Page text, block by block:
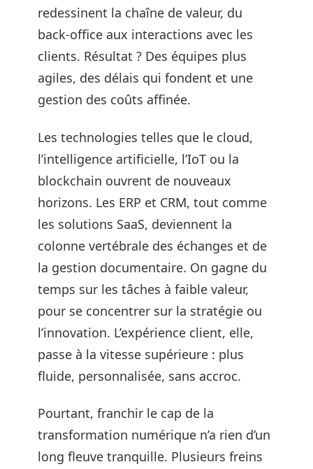
redessinent la chaîne de valeur, du
back-office aux interactions avec les
clients. Résultat ? Des équipes plus
agiles, des délais qui fondent et une
gestion des coûts affinée.
Les technologies telles que le cloud,
l’intelligence artificielle, l’IoT ou la
blockchain ouvrent de nouveaux
horizons. Les ERP et CRM, tout comme
les solutions SaaS, deviennent la
colonne vertébrale des échanges et de
la gestion documentaire. On gagne du
temps sur les tâches à faible valeur,
pour se concentrer sur la stratégie ou
l’innovation. L’expérience client, elle,
passe à la vitesse supérieure : plus
fluide, personnalisée, sans accroc.
Pourtant, franchir le cap de la
transformation numérique n’a rien d’un
long fleuve tranquille. Plusieurs freins